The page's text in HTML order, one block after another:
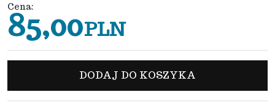
Cena:
85,00PLN
DODAJ DO KOSZYKA